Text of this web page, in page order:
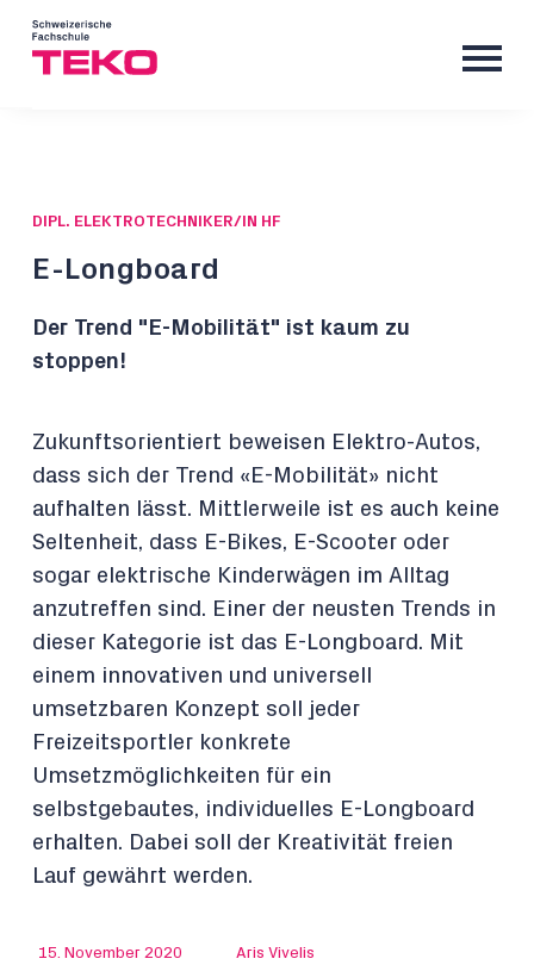
DIPL. ELEKTROTECHNIKER/IN HF
E-Longboard
Der Trend "E-Mobilität" ist kaum zu
stoppen!
Zukunftsorientiert beweisen Elektro-Autos,
dass sich der Trend «E-Mobilität» nicht
aufhalten lässt. Mittlerweile ist es auch keine
Seltenheit, dass E-Bikes, E-Scooter oder
sogar elektrische Kinderwägen im Alltag
anzutreffen sind. Einer der neusten Trends in
dieser Kategorie ist das E-Longboard. Mit
einem innovativen und universell
umsetzbaren Konzept soll jeder
Freizeitsportler konkrete
Umsetzmöglichkeiten für ein
selbstgebautes, individuelles E-Longboard
erhalten. Dabei soll der Kreativität freien
Lauf gewährt werden.
15. November 2020 Aris Vivelis